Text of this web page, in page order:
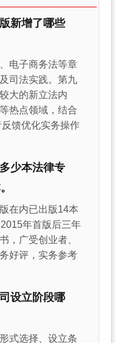
新增了哪些
电子商务法等章
司法实践。第九
大的新立法内
热点领域，结合
馈优化实务操作
少本法律专
在内已出版14本
年首版后三年
，广受创业者、
好评，实务参考
设立阶段哪
式选择、设立条